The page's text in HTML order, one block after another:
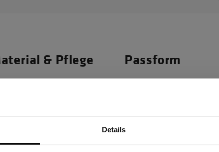
Details
& Pflege Passform
20.000 mm Wassersäule,
hält die Jacke absolut
ermöglichen optimalen
Sind Sie Gewerbetreibender?